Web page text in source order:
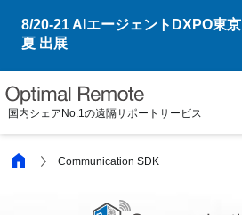
8/20-21 AIエージェントDXPO東京
夏 出展
国内シェアNo.1の遠隔サポートサービス
Communication SDK